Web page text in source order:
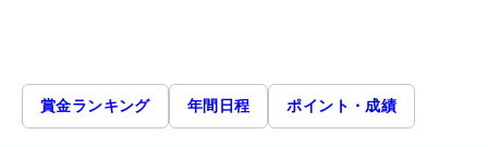
賞金ランキング 年間日程 ポイント・成績